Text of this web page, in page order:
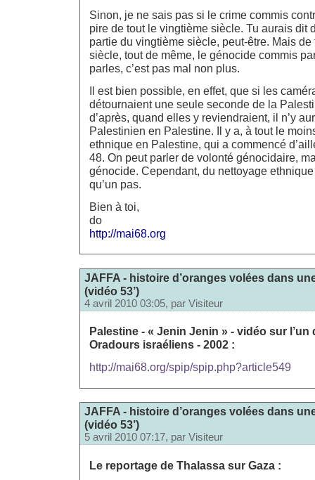
Sinon, je ne sais pas si le crime commis
pire de tout le vingtième siècle. Tu aurais dit
partie du vingtième siècle, peut-être. Mais
siècle, tout de même, le génocide commis
parles, c’est pas mal non plus.
Il est bien possible, en effet, que si les
détournaient une seule seconde de la
d’après, quand elles y reviendraient, il n’y
Palestinien en Palestine. Il y a, à tout le
ethnique en Palestine, qui a commencé
48. On peut parler de volonté génocidaire,
génocide. Cependant, du nettoyage
qu’un pas.
Bien à toi,
do
http://mai68.org
JAFFA - histoire d’oranges volées dans
(vidéo 53’)
4 avril 2010 03:05, par Visiteur
Palestine - « Jenin Jenin » - vidéo sur
Oradours israéliens - 2002 :
http://mai68.org/spip/spip.php?article549
JAFFA - histoire d’oranges volées dans
(vidéo 53’)
5 avril 2010 07:17, par Visiteur
Le reportage de Thalassa sur Gaza :